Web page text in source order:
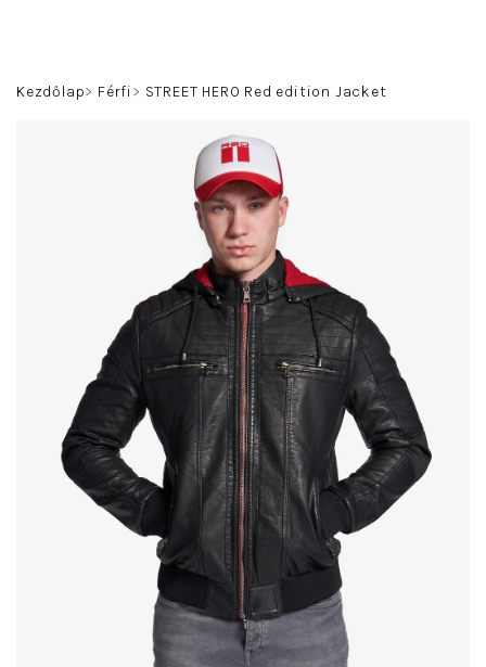
Kezdőlap Férfi STREET HERO Red edition Jacket